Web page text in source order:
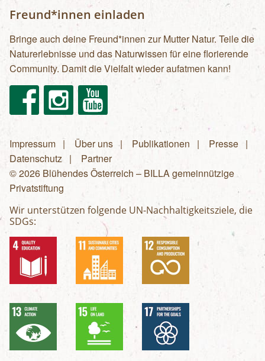
Freund*innen einladen
Bringe auch deine Freund*innen zur Mutter Natur. Teile die
Naturerlebnisse und das Naturwissen für eine florierende
Community. Damit die Vielfalt wieder aufatmen kann!
FacebookInstagram Youtube
Fußzeilenmenü
Impressum Über uns Publikationen
Presse
Datenschutz
Partner
© 2026 Blühendes Österreich – BILLA gemeinnützige
Privatstiftung
Wir unterstützen folgende UN-Nachhaltigkeitsziele, die
SDGs: